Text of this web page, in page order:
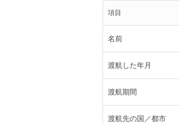
項目
名前
渡航した年月
渡航期間
渡航先の国／都市